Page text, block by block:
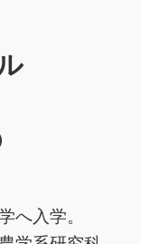
へ入学。